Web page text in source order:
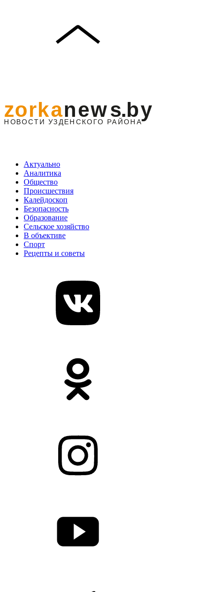
Актуально
Аналитика
Общество
Происшествия
Калейдоскоп
Безопасность
Образование
Сельское хозяйство
В объективе
Спорт
Рецепты и советы